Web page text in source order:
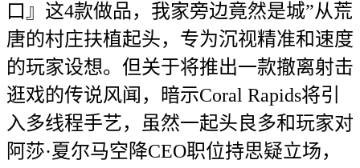
口』这4款做品，我家旁边竟然是城”从荒
唐的村庄扶植起头，专为沉视精准和速度
的玩家设想。但关于将推出一款撤离射击
逛戏的传说风闻，暗示Coral Rapids将引
入多线程手艺，虽然一起头良多和玩家对
阿莎·夏尔马空降CEO职位持思疑立场，